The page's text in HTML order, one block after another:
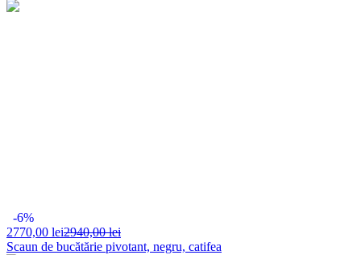
-6%
2770,00 lei2940,00 lei
Scaun de bucătărie pivotant, negru, catifea